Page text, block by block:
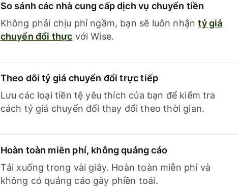
So sánh các nhà cung cấp dịch vụ chuyển tiền
Không phải chịu phí ngầm, bạn sẽ luôn nhậntỷ giá
chuyển đổi thực với Wise.
Theo dõi tỷ giá chuyển đổi trực tiếp
Lưu các loại tiền tệ yêu thích của bạn để kiểm tra
cách tỷ giá chuyển đổi thay đổi theo thời gian.
Hoàn toàn miễn phí, không quảng cáo
Tải xuống trong vài giây. Hoàn toàn miễn phí và
không có quảng cáo gây phiền toái.